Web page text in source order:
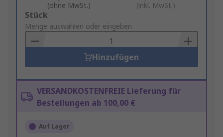
(ohne MwSt.) (inkl. MwSt.)
Add
to
Basket
Stück
Menge auswählen oder eingeben
Hinzufügen
VERSANDKOSTENFREIE Lieferung für
Bestellungen ab 100,00 €
Auf Lager